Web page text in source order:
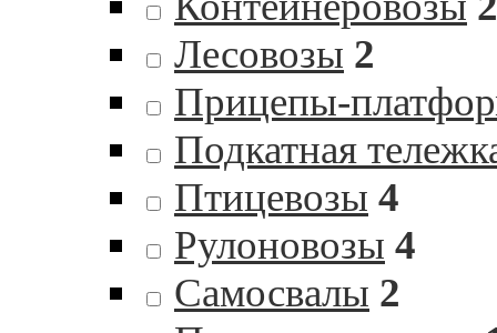
Лесовозы 2
Прицепы-
Подкатная
Птицевозы 4
Рулоновозы 4
Самосвалы 2